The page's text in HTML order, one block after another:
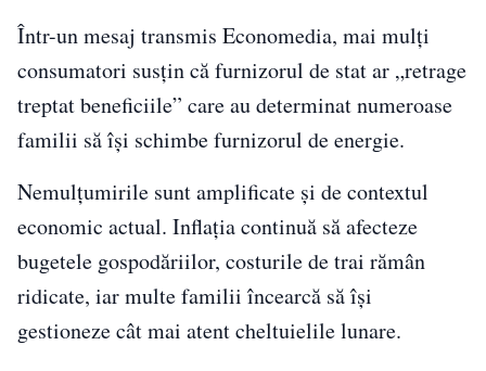
Într-un mesaj transmis Economedia, mai mulți
consumatori susțin că furnizorul de stat ar „retrage
treptat beneficiile” care au determinat numeroase
familii să își schimbe furnizorul de energie.
Nemulțumirile sunt amplificate și de contextul
economic actual. Inflația continuă să afecteze
bugetele gospodăriilor, costurile de trai rămân
ridicate, iar multe familii încearcă să își
gestioneze cât mai atent cheltuielile lunare.